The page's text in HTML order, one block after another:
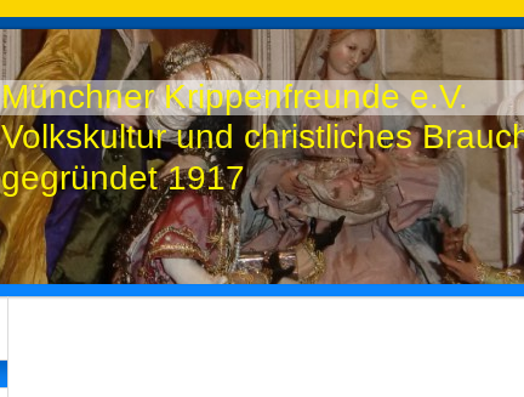
Münchner Krippenfreunde e.V.
Volkskultur und christliches
gegründet 1917